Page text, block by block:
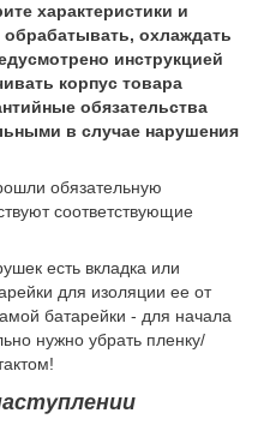
характеристики и
обрабатывать, охлаждать
инструкцией
корпус товара
обязательства
в случае нарушения
обязательную
соответствующие
есть вкладка или
для изоляции ее от
батарейки - для начала
нужно убрать пленку/